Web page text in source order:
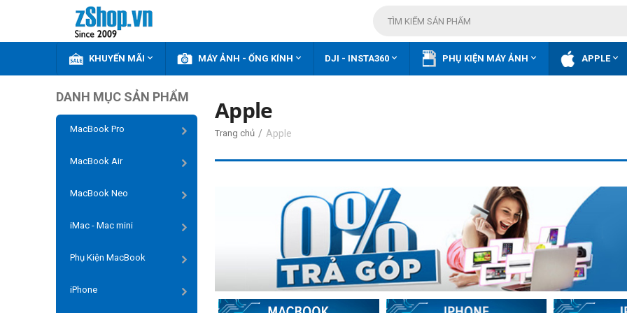
KHUYẾN MÃI  MÁY ẢNH - ỐNG KÍNH  DJI - INSTA360  PHỤ KIỆN MÁY ẢNH  APPLE
DANH MỤC SẢN PHẨM
MacBook Pro
MacBook Air
MacBook Neo
iMac - Mac mini
Phụ Kiện MacBook
iPhone
Apple
Trang chủ / Apple